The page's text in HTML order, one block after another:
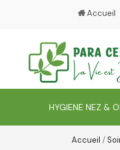
Accueil
HYGIENE NEZ &
Accueil /